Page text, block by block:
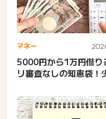
マネー
5000円から1万円借り
リ審査なしの知恵袋！